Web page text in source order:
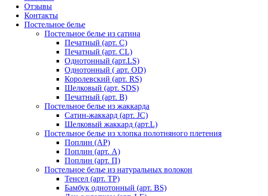
Отзывы
Контакты
Постельное белье
Постельное белье из сатина
Печатный (арт. С)
Печатный (арт. СL)
Однотонный (арт.LS)
Однотонный ( арт. OD)
Королевский (арт. RS)
Шелковый (арт. SDS)
Печатный (арт. В)
Постельное белье из жаккарда
Сатин-жаккард (арт. JC)
Шелковый жаккард (арт.L)
Постельное белье из хлопка полотняного плетения
Поплин (AP)
Поплин (арт. А)
Поплин (арт. П)
Постельное белье из натуральных волокон
Тенсел (арт. ТР)
Бамбук однотонный (арт. BS)